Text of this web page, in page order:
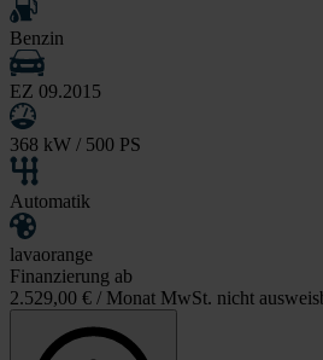
Benzin
EZ 09.2015
368 kW / 500 PS
Automatik
lavaorange
Finanzierung ab
2.529,00 € / Monat MwSt. nicht